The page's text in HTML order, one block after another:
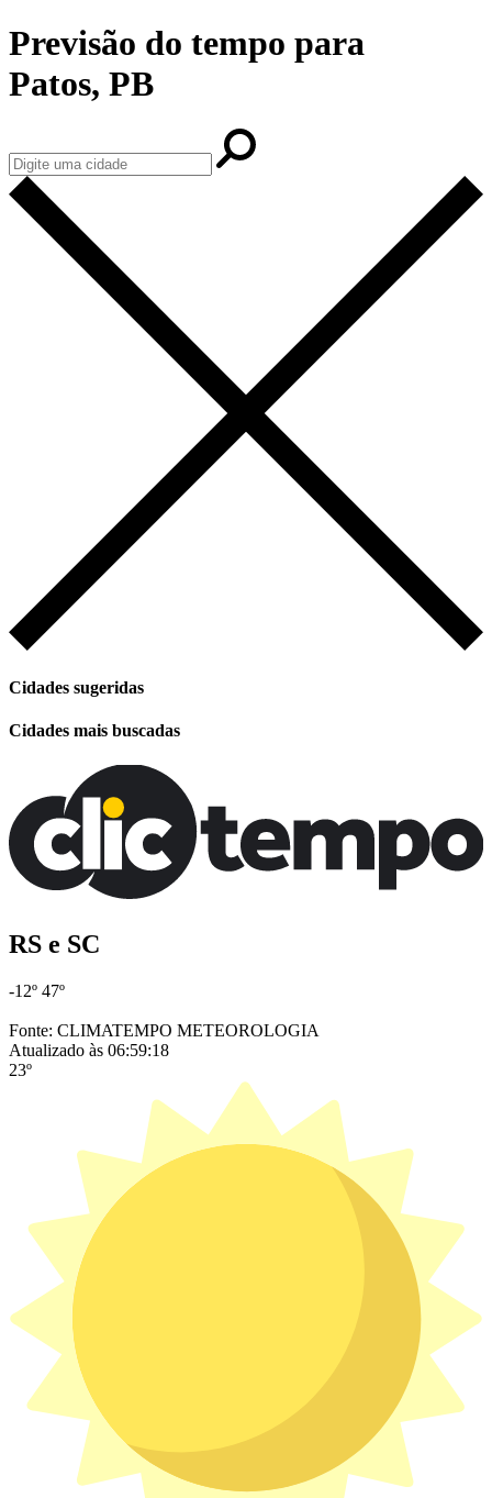
Previsão do tempo para
Patos, PB
Cidades sugeridas
Cidades mais buscadas
RS e SC
-12º 47º
Fonte: CLIMATEMPO METEOROLOGIA
Atualizado às 06:59:18
23º